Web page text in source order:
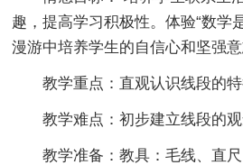
趣，提高学习积极性。体验“数学
漫游中培养学生的自信心和坚强意
教学重点：直观认识线段的特
教学难点：初步建立线段的
教学准备：教具：毛线、直